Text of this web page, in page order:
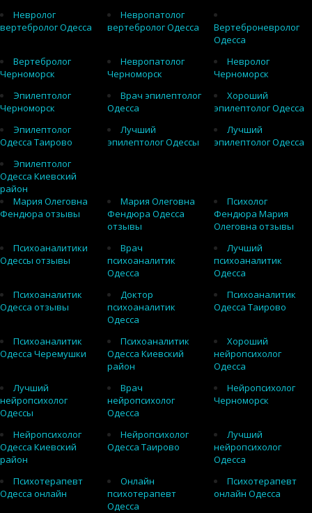
Невролог
вертебролог Одесса
Невропатолог
вертебролог Одесса
Вертеброневролог
Одесса
Вертебролог
Черноморск
Невропатолог
Черноморск
Невролог
Черноморск
Эпилептолог
Черноморск
Врач эпилептолог
Одесса
Хороший
эпилептолог Одесса
Эпилептолог
Одесса Таирово
Лучший
эпилептолог Одессы
Лучший
эпилептолог Одесса
Эпилептолог
Одесса Киевский
район
Мария Олеговна
Фендюра отзывы
Мария Олеговна
Фендюра Одесса
отзывы
Психолог
Фендюра Мария
Олеговна отзывы
Психоаналитики
Одессы отзывы
Врач
психоаналитик
Одесса
Лучший
психоаналитик
Одесса
Психоаналитик
Одесса отзывы
Доктор
психоаналитик
Одесса
Психоаналитик
Одесса Таирово
Психоаналитик
Одесса Черемушки
Психоаналитик
Одесса Киевский
район
Хороший
нейропсихолог
Одесса
Лучший
нейропсихолог
Одессы
Врач
нейропсихолог
Одесса
Нейропсихолог
Черноморск
Нейропсихолог
Одесса Киевский
район
Нейропсихолог
Одесса Таирово
Лучший
нейропсихолог
Одесса
Психотерапевт
Одесса онлайн
Онлайн
психотерапевт
Одесса
Психотерапевт
онлайн Одесса